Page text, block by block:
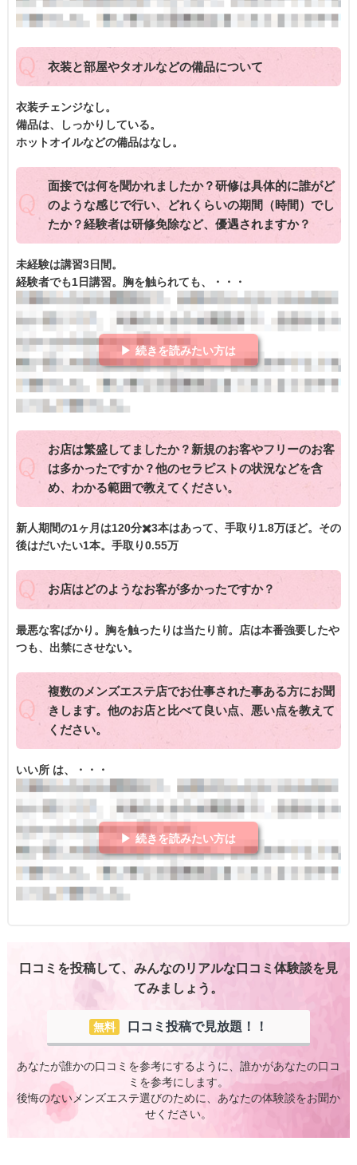
衣装と部屋やタオルなどの備品について
衣装チェンジなし。
備品は、しっかりしている。
ホットオイルなどの備品はなし。
面接では何を聞かれましたか？研修は具体的に誰がど
のような感じで行い、どれくらいの期間（時間）でし
たか？経験者は研修免除など、優遇されますか？
未経験は講習3日間。
経験者でも1日講習。胸を触られても、・・・
▶ 続きを読みたい方は
お店は繁盛してましたか？新規のお客やフリーのお客
は多かったですか？他のセラピストの状況などを含
め、わかる範囲で教えてください。
新人期間の1ヶ月は120分✖️3本はあって、手取り1.8万ほど。その
後はだいたい1本。手取り0.55万
お店はどのようなお客が多かったですか？
最悪な客ばかり。胸を触ったりは当たり前。店は本番強要したや
つも、出禁にさせない。
複数のメンズエステ店でお仕事された事ある方にお聞
きします。他のお店と比べて良い点、悪い点を教えて
ください。
いい所 は、・・・
▶ 続きを読みたい方は
口コミを投稿して、みんなのリアルな口コミ体験談を見
てみましょう。
無料 口コミ投稿で見放題！！
あなたが誰かの口コミを参考にするように、誰かがあなたの口コ
ミを参考にします。
後悔のないメンズエステ選びのために、あなたの体験談をお聞か
せください。